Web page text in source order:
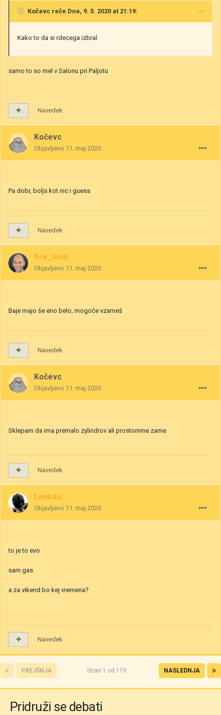
Kočevc reče Dne, 9. 5. 2020 at 21:19:
Kako to da si rdecega izbral
samo to so mel v Salonu pri Paljotu
Navedek
Kočevc
Objavljeno 11. maj 2020
Pa dobr, boljs kot nic i guess
Navedek
fire_soul
Objavljeno 11. maj 2020
Baje majo še eno belo, mogoče vzameš
Navedek
Kočevc
Objavljeno 11. maj 2020
Sklepam da ima premalo zylindrov ali prostornine zame
Navedek
Lenkas
Objavljeno 11. maj 2020
to je to evo
sam gas
a za vikend bo kej vremena?
Navedek
PREJŠNJA NASLEDNJA
Stran 1 od 119
Pridruži se debati